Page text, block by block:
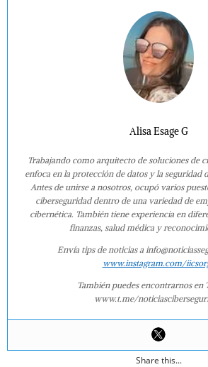
Alisa Esage G
Trabajando como arquitecto de soluciones de
enfoca en la protección de datos y la seguridad
Antes de unirse a nosotros, ocupó varios
ciberseguridad dentro de una variedad de
cibernética. También tiene experiencia en
finanzas, salud médica y
Envía tips de noticias a
www.instagram.com/
También puedes encontrarnos en
www.t.me/
Share this...